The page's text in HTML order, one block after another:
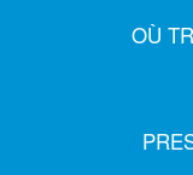
OÙ